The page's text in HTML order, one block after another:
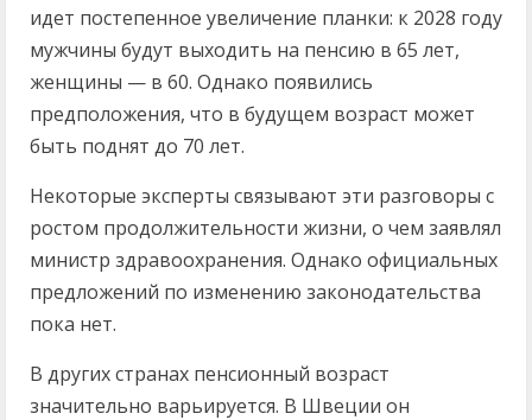
идет постепенное увеличение планки: к 2028 году
мужчины будут выходить на пенсию в 65 лет,
женщины — в 60. Однако появились
предположения, что в будущем возраст может
быть поднят до 70 лет.
Некоторые эксперты связывают эти разговоры с
ростом продолжительности жизни, о чем заявлял
министр здравоохранения. Однако официальных
предложений по изменению законодательства
пока нет.
В других странах пенсионный возраст
значительно варьируется. В Швеции он